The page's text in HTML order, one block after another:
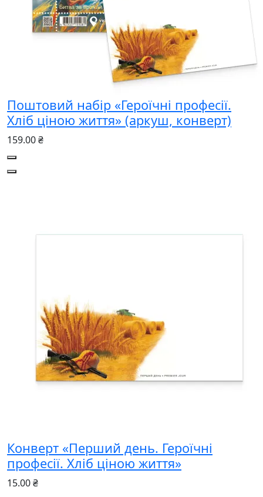
Поштовий набір «Героїчні професії.
Хліб ціною життя» (аркуш, конверт)
159.00 ₴
Конверт «Перший день. Героїчні
професії. Хліб ціною життя»
15.00 ₴